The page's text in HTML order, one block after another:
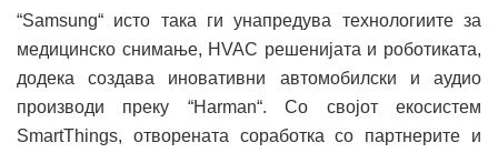
“Samsung“ исто така ги унапредува технологиите за
медицинско снимање, HVAC решенијата и роботиката,
додека создава иновативни автомобилски и аудио
производи преку “Harman“. Со својот екосистем
SmartThings, отворената соработка со партнерите и